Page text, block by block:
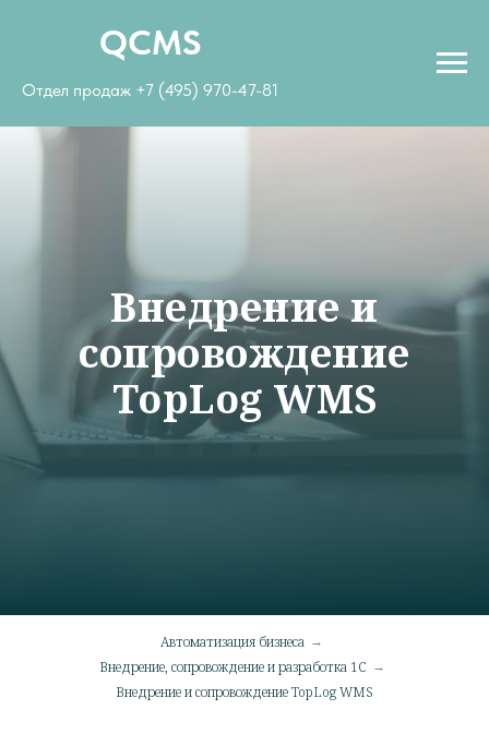
QCMS
Отдел продаж +7 (495) 970-47-81
Внедрение и
сопровождение
TopLog WMS
Автоматизация бизнеса →
Внедрение, сопровождение и разработка 1С →
Внедрение и сопровождение TopLog WMS